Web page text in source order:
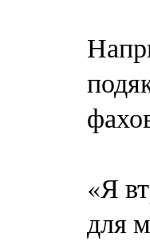
«Я
для